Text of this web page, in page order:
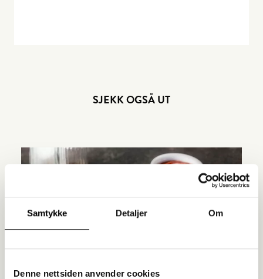
Samtykke Detaljer Om
Denne nettsiden anvender cookies
SJEKK OGSÅ UT